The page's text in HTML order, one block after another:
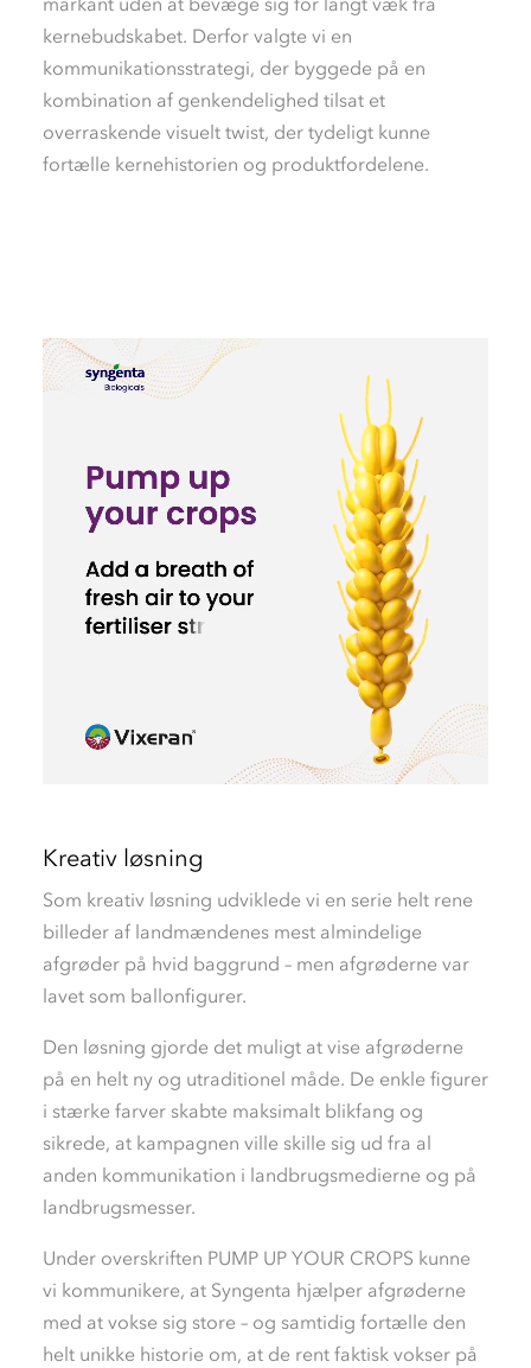
kernebudskabet. Derfor valgte vi en
kommunikationsstrategi, der byggede på en
kombination af genkendelighed tilsat et
overraskende visuelt twist, der tydeligt kunne
fortælle kernehistorien og produktfordelene.
Kreativ løsning
Som kreativ løsning udviklede vi en serie helt rene
billeder af landmændenes mest almindelige
afgrøder på hvid baggrund – men afgrøderne var
lavet som ballonfigurer.
Den løsning gjorde det muligt at vise afgrøderne
på en helt ny og utraditionel måde. De enkle figurer
i stærke farver skabte maksimalt blikfang og
sikrede, at kampagnen ville skille sig ud fra al
anden kommunikation i landbrugsmedierne og på
landbrugsmesser.
Under overskriften PUMP UP YOUR CROPS kunne
vi kommunikere, at Syngenta hjælper afgrøderne
med at vokse sig store – og samtidig fortælle den
helt unikke historie om, at de rent faktisk vokser på